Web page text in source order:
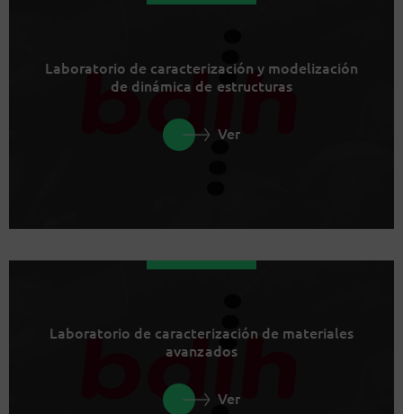
Laboratorio de caracterización y modelización
de dinámica de estructuras
Ver
Laboratorio de caracterización de materiales
avanzados
Ver